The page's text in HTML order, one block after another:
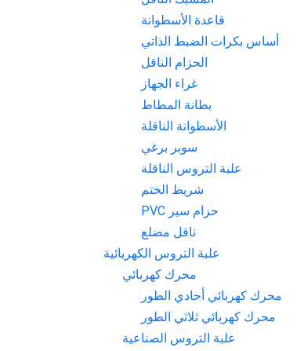
قاعدة الأسطوانة
أساس بكرات الضبط الذاتي
الحزام الناقل
غراء الجهاز
بطانة المطاط
الأسطوانة الناقلة
سوبر برغي
علبة التروس الناقلة
شريط الختم
حزام سير PVC
ناقل مضلع
علبة التروس الكهربائية
محرك كهربائي
محرك كهربائي أحادي الطور
محرك كهربائي ثلاثي الطور
علبة التروس الصناعية